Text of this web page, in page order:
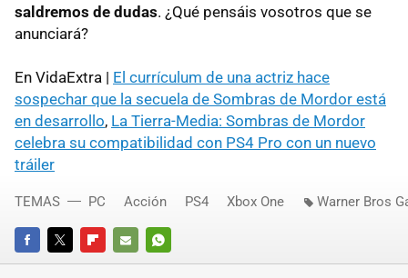
saldremos de dudas. ¿Qué pensáis vosotros que se
anunciará?
En VidaExtra | El currículum de una actriz hace
sospechar que la secuela de Sombras de Mordor está
en desarrollo, La Tierra-Media: Sombras de Mordor
celebra su compatibilidad con PS4 Pro con un nuevo
tráiler
FACEBOOKTWITTERFLIPBOARD
E-
WHATSAPP
TEMAS PC Acción PS4 Xbox One Warner Bros